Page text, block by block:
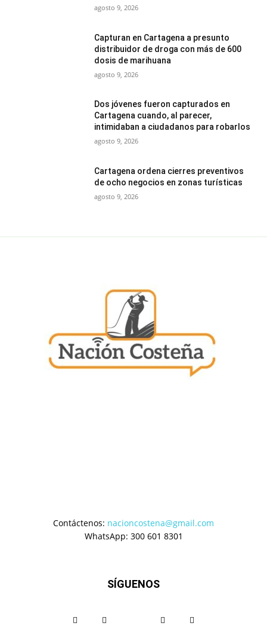
agosto 9, 2026
Capturan en Cartagena a presunto
distribuidor de droga con más de 600
dosis de marihuana
agosto 9, 2026
Dos jóvenes fueron capturados en
Cartagena cuando, al parecer,
intimidaban a ciudadanos para robarlos
agosto 9, 2026
Cartagena ordena cierres preventivos
de ocho negocios en zonas turísticas
agosto 9, 2026
Contáctenos: nacioncostena@gmail.com
WhatsApp: 300 601 8301
SÍGUENOS